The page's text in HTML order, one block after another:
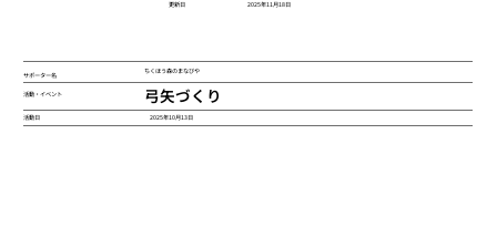
​更新日 2025年11月18日
サポーター名 ちくほう森のまなびや
活動・イベント 弓矢づくり
活動日 2025年10月13日